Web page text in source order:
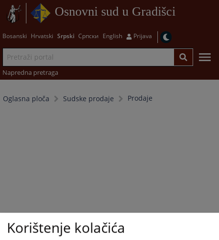
Osnovni sud u Gradišci
Bosanski Hrvatski Srpski Српски English Prijava
Napredna pretraga
Oglasna ploča Sudske prodaje Prodaje
Korištenje kolačića